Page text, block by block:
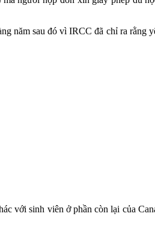
năm sau đó vì IRCC đã chỉ ra rằng
với sinh viên ở phần còn lại của